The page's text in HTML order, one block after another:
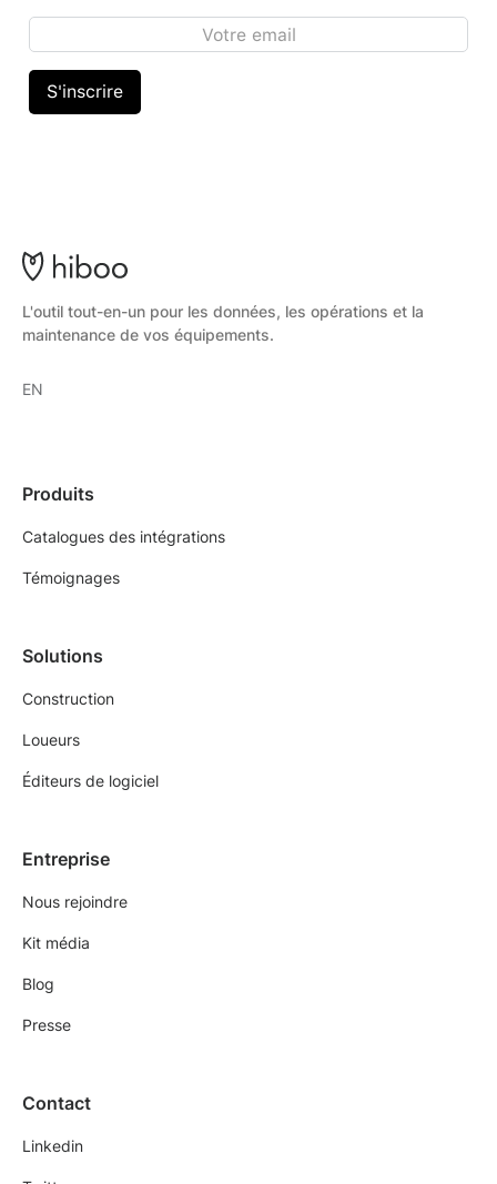
L'outil tout-en-un pour les données, les opérations et la
maintenance de vos équipements.
EN
Produits
Catalogues des intégrations
Témoignages
Solutions
Construction
Loueurs
Éditeurs de logiciel
Entreprise
Nous rejoindre
Kit média
Blog
Presse
Contact
Linkedin